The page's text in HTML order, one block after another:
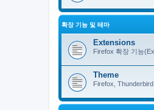
확장 기능 및 테마
Extensions
Firefox 확장 기능
Theme
Firefox,